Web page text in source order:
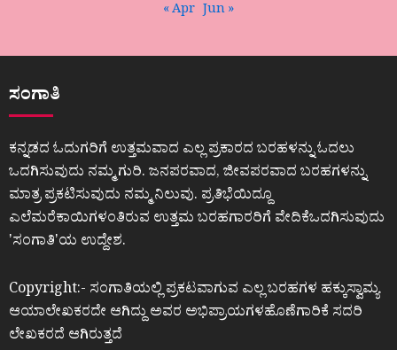
« Apr Jun »
ಸಂಗಾತಿ
ಕನ್ನಡದ ಓದುಗರಿಗೆ ಉತ್ತಮವಾದ ಎಲ್ಲ ಪ್ರಕಾರದ ಬರಹಳನ್ನು ಓದಲು
ಒದಗಿಸುವುದು ನಮ್ಮ ಗುರಿ. ಜನಪರವಾದ, ಜೀವಪರವಾದ ಬರಹಗಳನ್ನು
ಮಾತ್ರ ಪ್ರಕಟಿಸುವುದು ನಮ್ಮ ನಿಲುವು. ಪ್ರತಿಭೆಯಿದ್ದೂ
ಎಲೆಮರೆಕಾಯಿಗಳಂತಿರುವ ಉತ್ತಮ ಬರಹಗಾರರಿಗೆ ವೇದಿಕೆಒದಗಿಸುವುದು
ʼಸಂಗಾತಿʼಯ ಉದ್ದೇಶ.
Copyright:- ಸಂಗಾತಿಯಲ್ಲಿ ಪ್ರಕಟವಾಗುವ ಎಲ್ಲ ಬರಹಗಳ ಹಕ್ಕುಸ್ವಾಮ್ಯ
ಆಯಾಲೇಖಕರದೇ ಆಗಿದ್ದು ಅವರ ಅಭಿಪ್ರಾಯಗಳಹೊಣೆಗಾರಿಕೆ ಸದರಿ
ಲೇಖಕರದೆ ಆಗಿರುತ್ತದೆ